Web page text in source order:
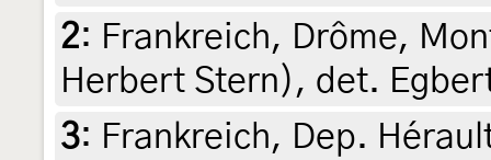
2: Frankreich, Drôme,
Herbert Stern), det.
3: Frankreich, Dep.